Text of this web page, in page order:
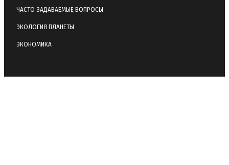
ЧАСТО ЗАДАВАЕМЫЕ ВОПРОСЫ
ЭКОЛОГИЯ ПЛАНЕТЫ
ЭКОНОМИКА